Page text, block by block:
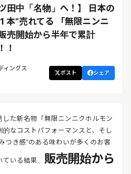
る
する
ィア登
田中「名物」へ！】 日本の
本”売れてる 「無限ニンニ
売開始から半年で累計
！
ィングス
ポスト シェア
した新名物「無限ニンニクホルモン
なコストパフォーマンスと、そし
つき感”のある味わいが多くのお客
ている結果、 販売開始から